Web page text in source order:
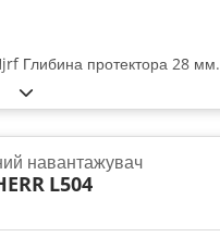
Глибина протектора 28 мм.
навантажувач
L504